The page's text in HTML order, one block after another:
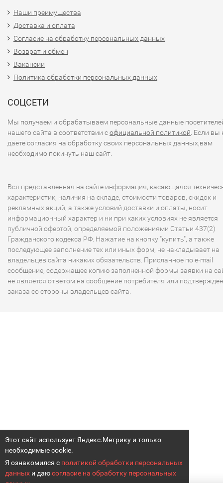
Этот сайт использует Яндекс.Метрику и только
необходимые cookie.
Я ознакомился с политикой обработки персональных
данных и даюсогласие на обработку персональных
Наши преимущества
Доставка и оплата
Согласие на обработку персональных данных
Возврат и обмен
Вакансии
Политика обработки персональных данных
СОЦСЕТИ
Мы получаем и обрабатываем персональные данные
нашего сайта в соответствии софициальной политикой . Если вы
даете согласия на обработку своих персональных данных,вам
необходимо покинуть наш сайт.
Вся представленная на сайте информация, касающаяся
характеристик, наличия на складе, стоимости товаров, скидок и
рекламных акций, а также условий доставки и оплаты, носит
информационный характер и ни при каких условиях не является
публичной офертой, определяемой положениями Статьи 437(2)
Гражданского кодекса РФ. Нажатие на кнопку "купить", а также
последующее заполнение тех или иных форм, не накладывает на
владельцев сайта никаких обязательств. Присланное по e-mail
сообщение, содержащее копию заполненной формы заявки на
не является ответом на сообщение потребителя или
заказа со стороны владельцев сайта.